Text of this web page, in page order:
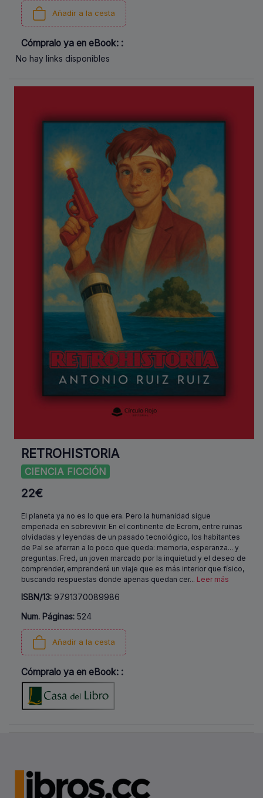
Añadir a la cesta
Cómpralo ya en eBook: :
No hay links disponibles
RETROHISTORIA
CIENCIA FICCIÓN
22€
El planeta ya no es lo que era. Pero la humanidad sigue
empeñada en sobrevivir. En el continente de Ecrom, entre ruinas
olvidadas y leyendas de un pasado tecnológico, los habitantes
de Pal se aferran a lo poco que queda: memoria, esperanza... y
preguntas. Fred, un joven marcado por la inquietud y el deseo de
comprender, emprenderá un viaje que es más interior que físico,
buscando respuestas donde apenas quedan cer... Leer más
ISBN/13: 9791370089986
Num. Páginas: 524
Añadir a la cesta
Cómpralo ya en eBook: :